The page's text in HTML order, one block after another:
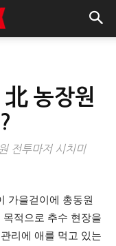
농장원
전투마저 시치미
가을걷이에 총동원
적으로 추수 현장을
리에 애를 먹고 있는